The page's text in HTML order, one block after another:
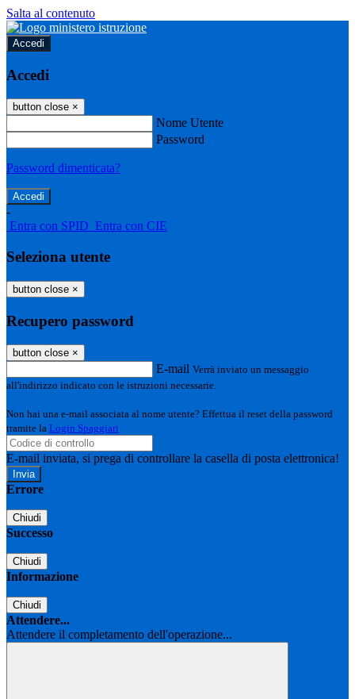
Salta al contenuto
Accedi
Accedi
button close ×
Nome Utente
Password
Password dimenticata?
-
Entra con SPID Entra con CIE
Seleziona utente
button close ×
Recupero password
button close ×
E-mail Verrà inviato un messaggio
all'indirizzo indicato con le istruzioni necessarie.
Non hai una e-mail associata al nome utente? Effettua il reset della password
tramite la Login Spaggiari
E-mail inviata, si prega di controllare la casella di posta elettronica!
Errore
Chiudi
Successo
Chiudi
Informazione
Chiudi
Attendere...
Attendere il completamento dell'operazione...